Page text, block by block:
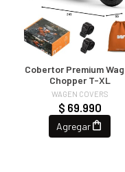
Cobertor Premium
Chopper T-XL
WAGEN COVERS
$ 69.990
Agregar